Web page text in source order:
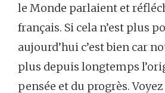
le Monde parlaient et
français. Si cela n’est plus
aujourd’hui c’est bien car
plus depuis longtemps
pensée et du progrès.